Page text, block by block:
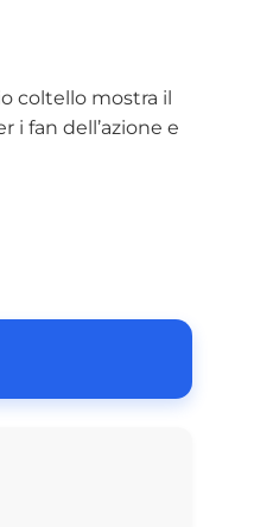
coltello mostra il
i fan dell’azione e